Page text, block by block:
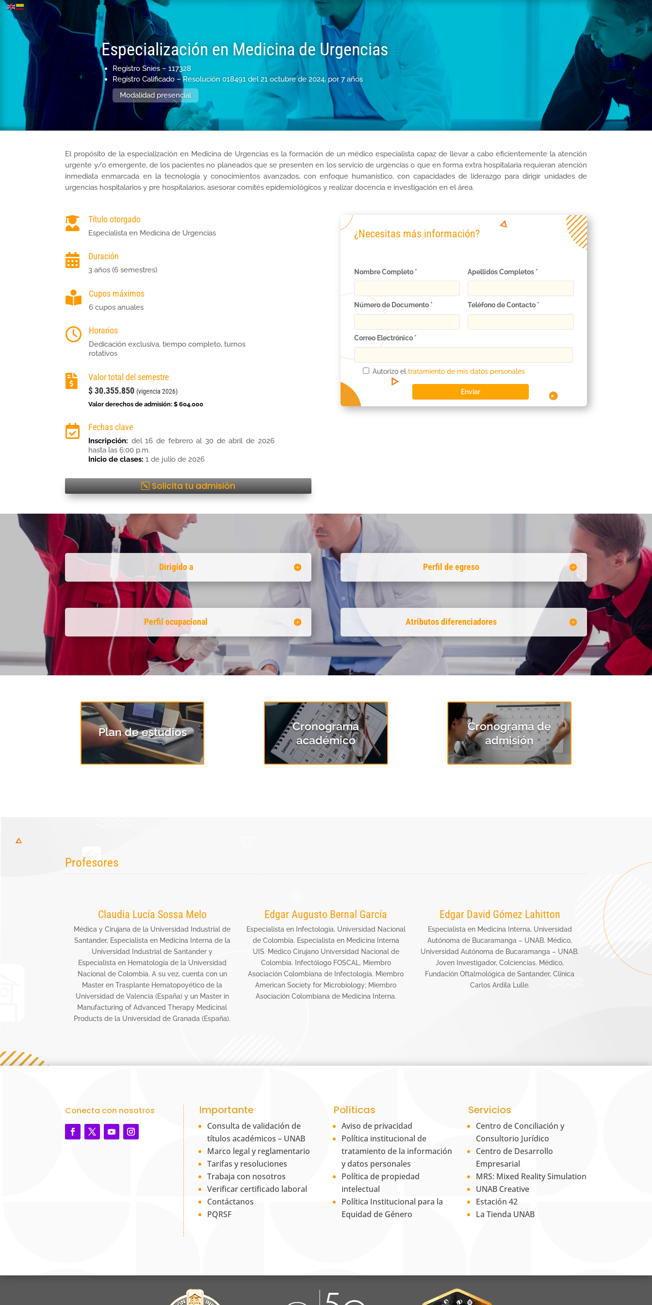
Especialización en Medicina de Urgencias
Registro Snies – 117328
Registro Calificado –Resolución 018491 del 21 octubre de 2024, por 7 años
Modalidad presencial
El propósito de la especialización en Medicina de Urgencias es la formación de un médico especialista capaz de llevar a cabo eficientemente la atención
urgente y/o emergente, de los pacientes no planeados que se presenten en los servicio de urgencias o que en forma extra hospitalaria requieran atención
inmediata enmarcada en la tecnología y conocimientos avanzados, con enfoque humanístico, con capacidades de liderazgo para dirigir unidades de
urgencias hospitalarios y pre hospitalarios, asesorar comités epidemiológicos y realizar docencia e investigación en el área.
 Título otorgado
Especialista en Medicina de Urgencias
 Duración
3 años (6 semestres)
 Cupos máximos
6 cupos anuales
 Horarios
Dedicación exclusiva, tiempo completo, turnos
rotativos

Valor total del semestre
$30.355.850 (vigencia 2026)
Valor derechos de admisión: $ 604.000
 Fechas clave
Inscripción: del 16 de febrero al 30 de abril de 2026
hasta las 6:00 p.m.
Inicio de clases: 1 de julio de 2026
Solicita tu admisión
¿Necesitas más información?
Nombre Completo * Apellidos Completos *
Número de Documento * Teléfono de Contacto *
Correo Electrónico *
Autorizo el tratamiento de mis datos personales
Dirigido a Perfil de egreso
Perfil ocupacional Atributos diferenciadores
Plan de estudios
Cronograma
académico
Cronograma de
admisión
Profesores
Claudia Lucía Sossa Melo
Médica y Cirujana de la Universidad Industrial de
Santander, Especialista en Medicina Interna de la
Universidad Industrial de Santander y
Especialista en Hematología de la Universidad
Nacional de Colombia. A su vez, cuenta con un
Master en Trasplante Hematopoyético de la
Universidad de Valencia (España) y un Master in
Manufacturing of Advanced Therapy Medicinal
Products de la Universidad de Granada (España).
Edgar Augusto Bernal García
Especialista en Infectologia, Universidad Nacional
de Colombia. Especialista en Medicina Interna
UIS. Médico Cirujano Universidad Nacional de
Colombia. Infectólogo FOSCAL. Miembro
Asociación Colombiana de Infectología. Miembro
American Society for Microbiology; Miembro
Asociación Colombiana de Medicina Interna.
Edgar David Gómez Lahitton
Especialista en Medicina Interna, Universidad
Autónoma de Bucaramanga – UNAB. Médico,
Universidad Autónoma de Bucaramanga – UNAB.
Joven Investigador, Colciencias. Médico,
Fundación Oftalmológica de Santander, Clínica
Carlos Ardila Lulle.
Conecta con nosotros Importante
Consulta de validación de
títulos académicos – UNAB
Marco legal y reglamentario
Tarifas y resoluciones
Trabaja con nosotros
Verificar certificado laboral
Contáctanos
PQRSF
Políticas
Aviso de privacidad
Política institucional de
tratamiento de la información
y datos personales
Política de propiedad
intelectual
Política Institucional para la
Equidad de Género
Servicios
Centro de Conciliación y
Consultorio Jurídico
Centro de Desarrollo
Empresarial
MRS: Mixed Reality Simulation
UNAB Creative
Estación 42
La Tienda UNAB